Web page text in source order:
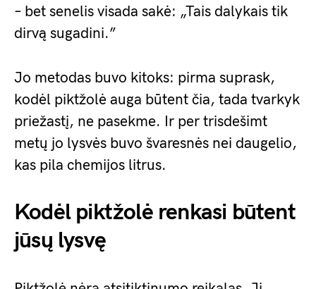
– bet senelis visada sakė: „Tais dalykais tik
dirvą sugadini.”
Jo metodas buvo kitoks: pirma suprask,
kodėl piktžolė auga būtent čia, tada tvarkyk
priežastį, ne pasekme. Ir per trisdešimt
metų jo lysvės buvo švaresnės nei daugelio,
kas pila chemijos litrus.
Kodėl piktžolė renkasi būtent
jūsų lysvę